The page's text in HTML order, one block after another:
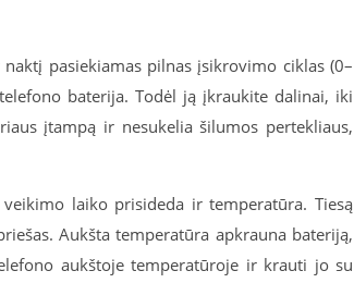
pasiekiamas pilnas įsikrovimo ciklas (0–
baterija. Todėl ją įkraukite dalinai, iki
įtampą ir nesukelia šilumos pertekliaus,
laiko prisideda ir temperatūra. Tiesą
Aukšta temperatūra apkrauna bateriją,
aukštoje temperatūroje ir krauti jo su